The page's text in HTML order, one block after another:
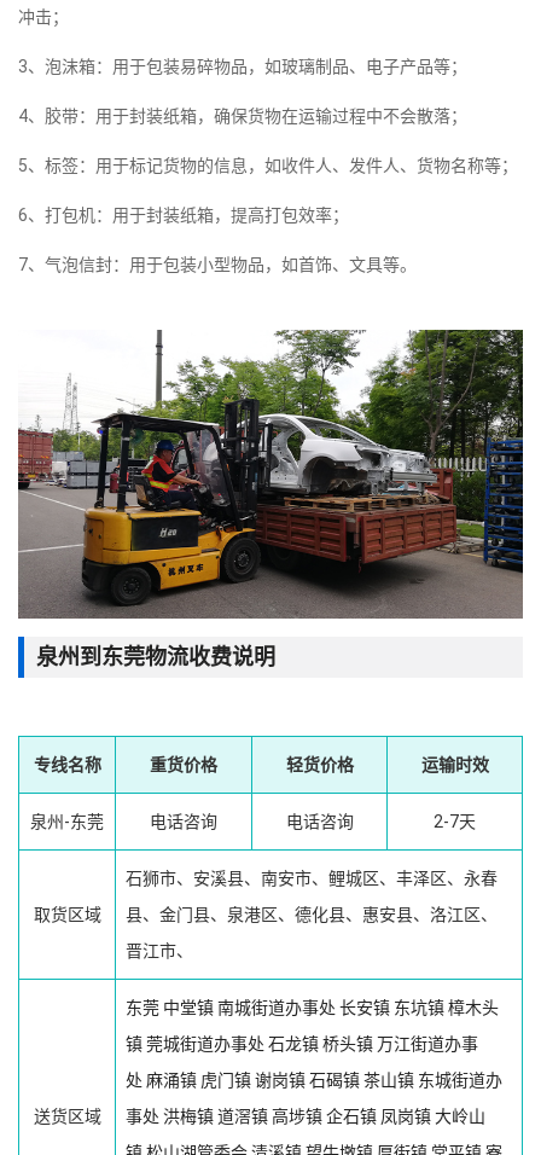
冲击；
3、泡沫箱：用于包装易碎物品，如玻璃制品、电子产品等；
4、胶带：用于封装纸箱，确保货物在运输过程中不会散落；
5、标签：用于标记货物的信息，如收件人、发件人、货物名称等；
6、打包机：用于封装纸箱，提高打包效率；
7、气泡信封：用于包装小型物品，如首饰、文具等。
泉州到东莞物流收费说明
专线名称 重货价格 轻货价格 运输时效
泉州-东莞 电话咨询 电话咨询 2-7天
取货区域
石狮市、安溪县、南安市、鲤城区、丰泽区、永春
县、金门县、泉港区、德化县、惠安县、洛江区、
晋江市、
送货区域
东莞 中堂镇南城街道办事处 长安镇 东坑镇樟木头
镇莞城街道办事处 石龙镇桥头镇万江街道办事
处 麻涌镇 虎门镇谢岗镇石碣镇茶山镇 东城街道办
事处 洪梅镇道滘镇高埗镇企石镇 凤岗镇大岭山